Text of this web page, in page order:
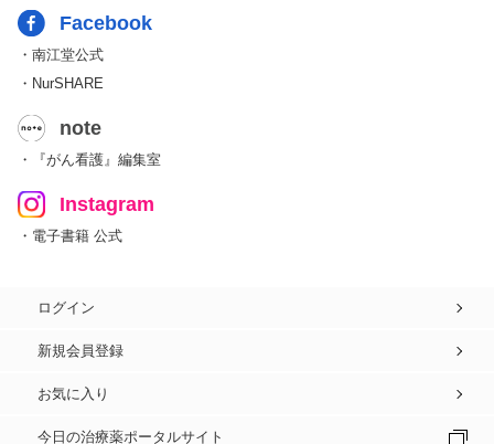
Facebook
・南江堂公式
・NurSHARE
note
・『がん看護』編集室
Instagram
・電子書籍 公式
ログイン
新規会員登録
お気に入り
今日の治療薬ポータルサイト